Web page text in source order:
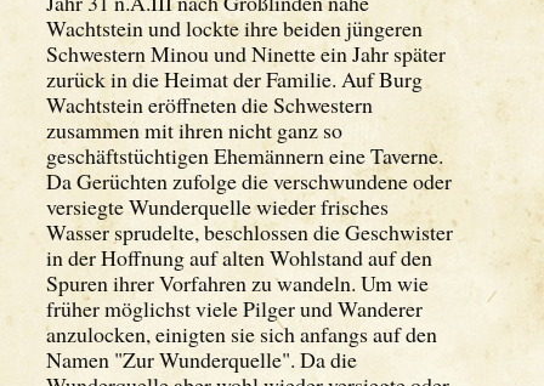
Wachtstein und lockte ihre beiden jüngeren
Schwestern Minou und Ninette ein Jahr später
zurück in die Heimat der Familie. Auf Burg
Wachtstein eröffneten die Schwestern
zusammen mit ihren nicht ganz so
geschäftstüchtigen Ehemännern eine Taverne.
Da Gerüchten zufolge die verschwundene oder
versiegte Wunderquelle wieder frisches
Wasser sprudelte, beschlossen die Geschwister
in der Hoffnung auf alten Wohlstand auf den
Spuren ihrer Vorfahren zu wandeln. Um wie
früher möglichst viele Pilger und Wanderer
anzulocken, einigten sie sich anfangs auf den
Namen "Zur Wunderquelle". Da die